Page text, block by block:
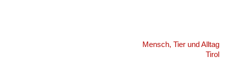
Mensch, Tier und Alltag
Tirol